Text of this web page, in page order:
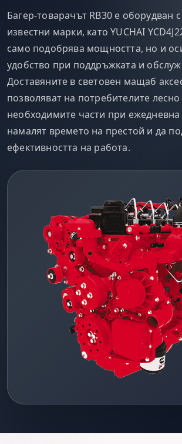
Багер-товарачът RB30 е оборудван
известни марки, като YUCHAI
само подобрява мощността, но и
удобство при поддръжката и
Доставяните в световен мащаб
позволяват на потребителите
необходимите части при ежедневна
намалят времето на престой и да
ефективността на работа.